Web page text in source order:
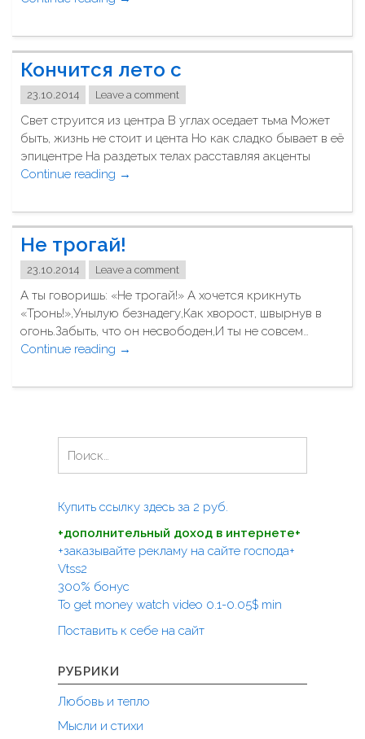
ь
…
Г
о
г
у
м
р
и
-
в
о
с
к
р
с
н
и
"
Кончится лето с
23.10.2014 Leave a comment
Свет струится из центра В углах оседает тьма Может
быть, жизнь не стоит и цента Но как сладко бывает в её
эпицентре На раздетых телах расставляя акценты
Continue reading "
о
н
ч
и
т
с
я
л
е
о
→
Не трогай!
23.10.2014 Leave a comment
А ты говоришь: «Не трогай!» А хочется крикнуть
«Тронь!»,Унылую безнадегу,Как хворост, швырнув в
огонь.Забыть, что он несвободен,И ты не совсем…
Continue reading "
е
о
а
!
"
→
т
:
Купить ссылку здесь за 2 руб.
+дополнительный доход в интернете+
+заказывайте рекламу на сайте господа+
Vtss2
300% бонус
To get money watch video 0.1-0.05$ min
Поставить к себе на сайт
РУБРИКИ
Любовь и тепло
Мысли и стихи